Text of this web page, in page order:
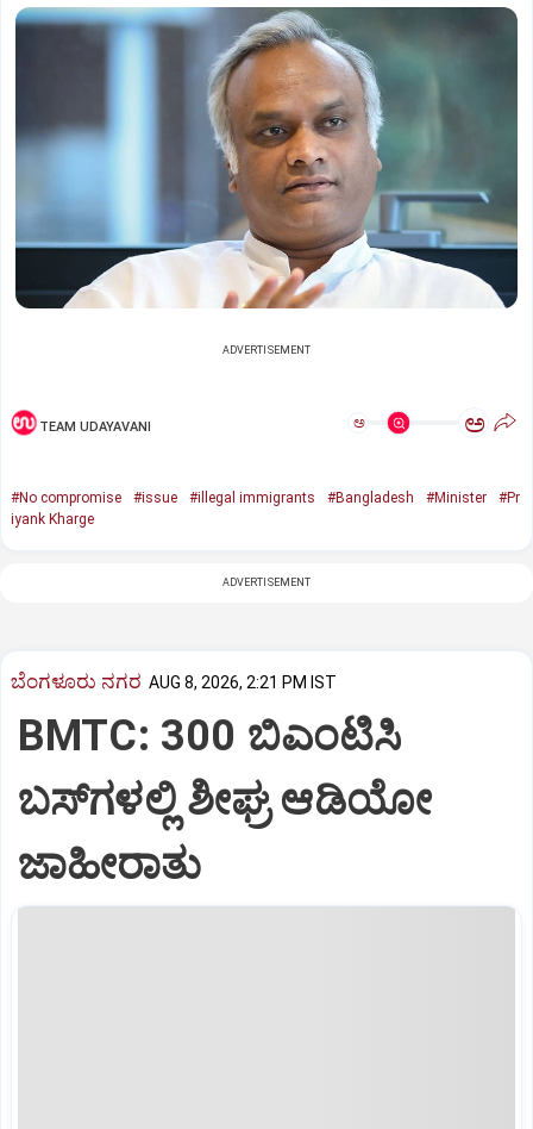
ADVERTISEMENT
TEAM UDAYAVANI ಅ ಅ
#No compromise #issue #illegal immigrants #Bangladesh #Minister
#Pr
iyank Kharge
ADVERTISEMENT
ಬೆಂಗಳೂರು ನಗರ AUG 8, 2026, 2:21 PM IST
BMTC: 300 ಬಿಎಂಟಿಸಿ
ಬಸ್‌ಗಳಲ್ಲಿ ಶೀಘ್ರ ಆಡಿಯೋ
ಜಾಹೀರಾತು